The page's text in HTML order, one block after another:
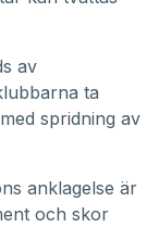
av
ta
spridning av
anklagelse är
och skor